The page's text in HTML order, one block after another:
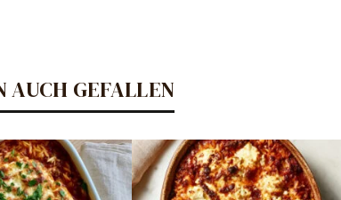
AUCH GEFALLEN